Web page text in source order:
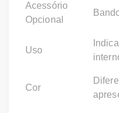
Acessório
Opcional
Uso
Cor